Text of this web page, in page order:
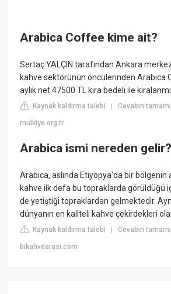
Arabica Coffee kime ait?
Sertaç YALÇIN tarafından Ankara
kahve sektörünün öncülerinden Arabica
aylık net 47500 TL kira bedeli ile
Kaynak kaldırma talebi |Cevabın
mulkiye.org.tr
Arabica ismi nereden gelir?
Arabica, aslında Etiyopya'da bir bölgenin
kahve ilk defa bu topraklarda görüldüğü
de yetiştiği topraklardan gelmektedir.
dünyanın en kaliteli kahve çekirdekleri
Kaynak kaldırma talebi |Cevabın
bikahvearasi.com